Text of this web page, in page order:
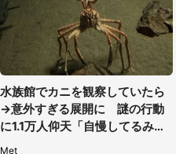
水族館でカニを観察していたら
→意外すぎる展開に 謎の行動
に1.1万人仰天「自慢してるみた
い」
Met